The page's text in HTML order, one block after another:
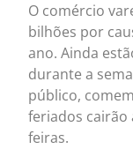
O comércio
bilhões por
ano. Ainda
durante a
público,
feriados cairão
feiras.